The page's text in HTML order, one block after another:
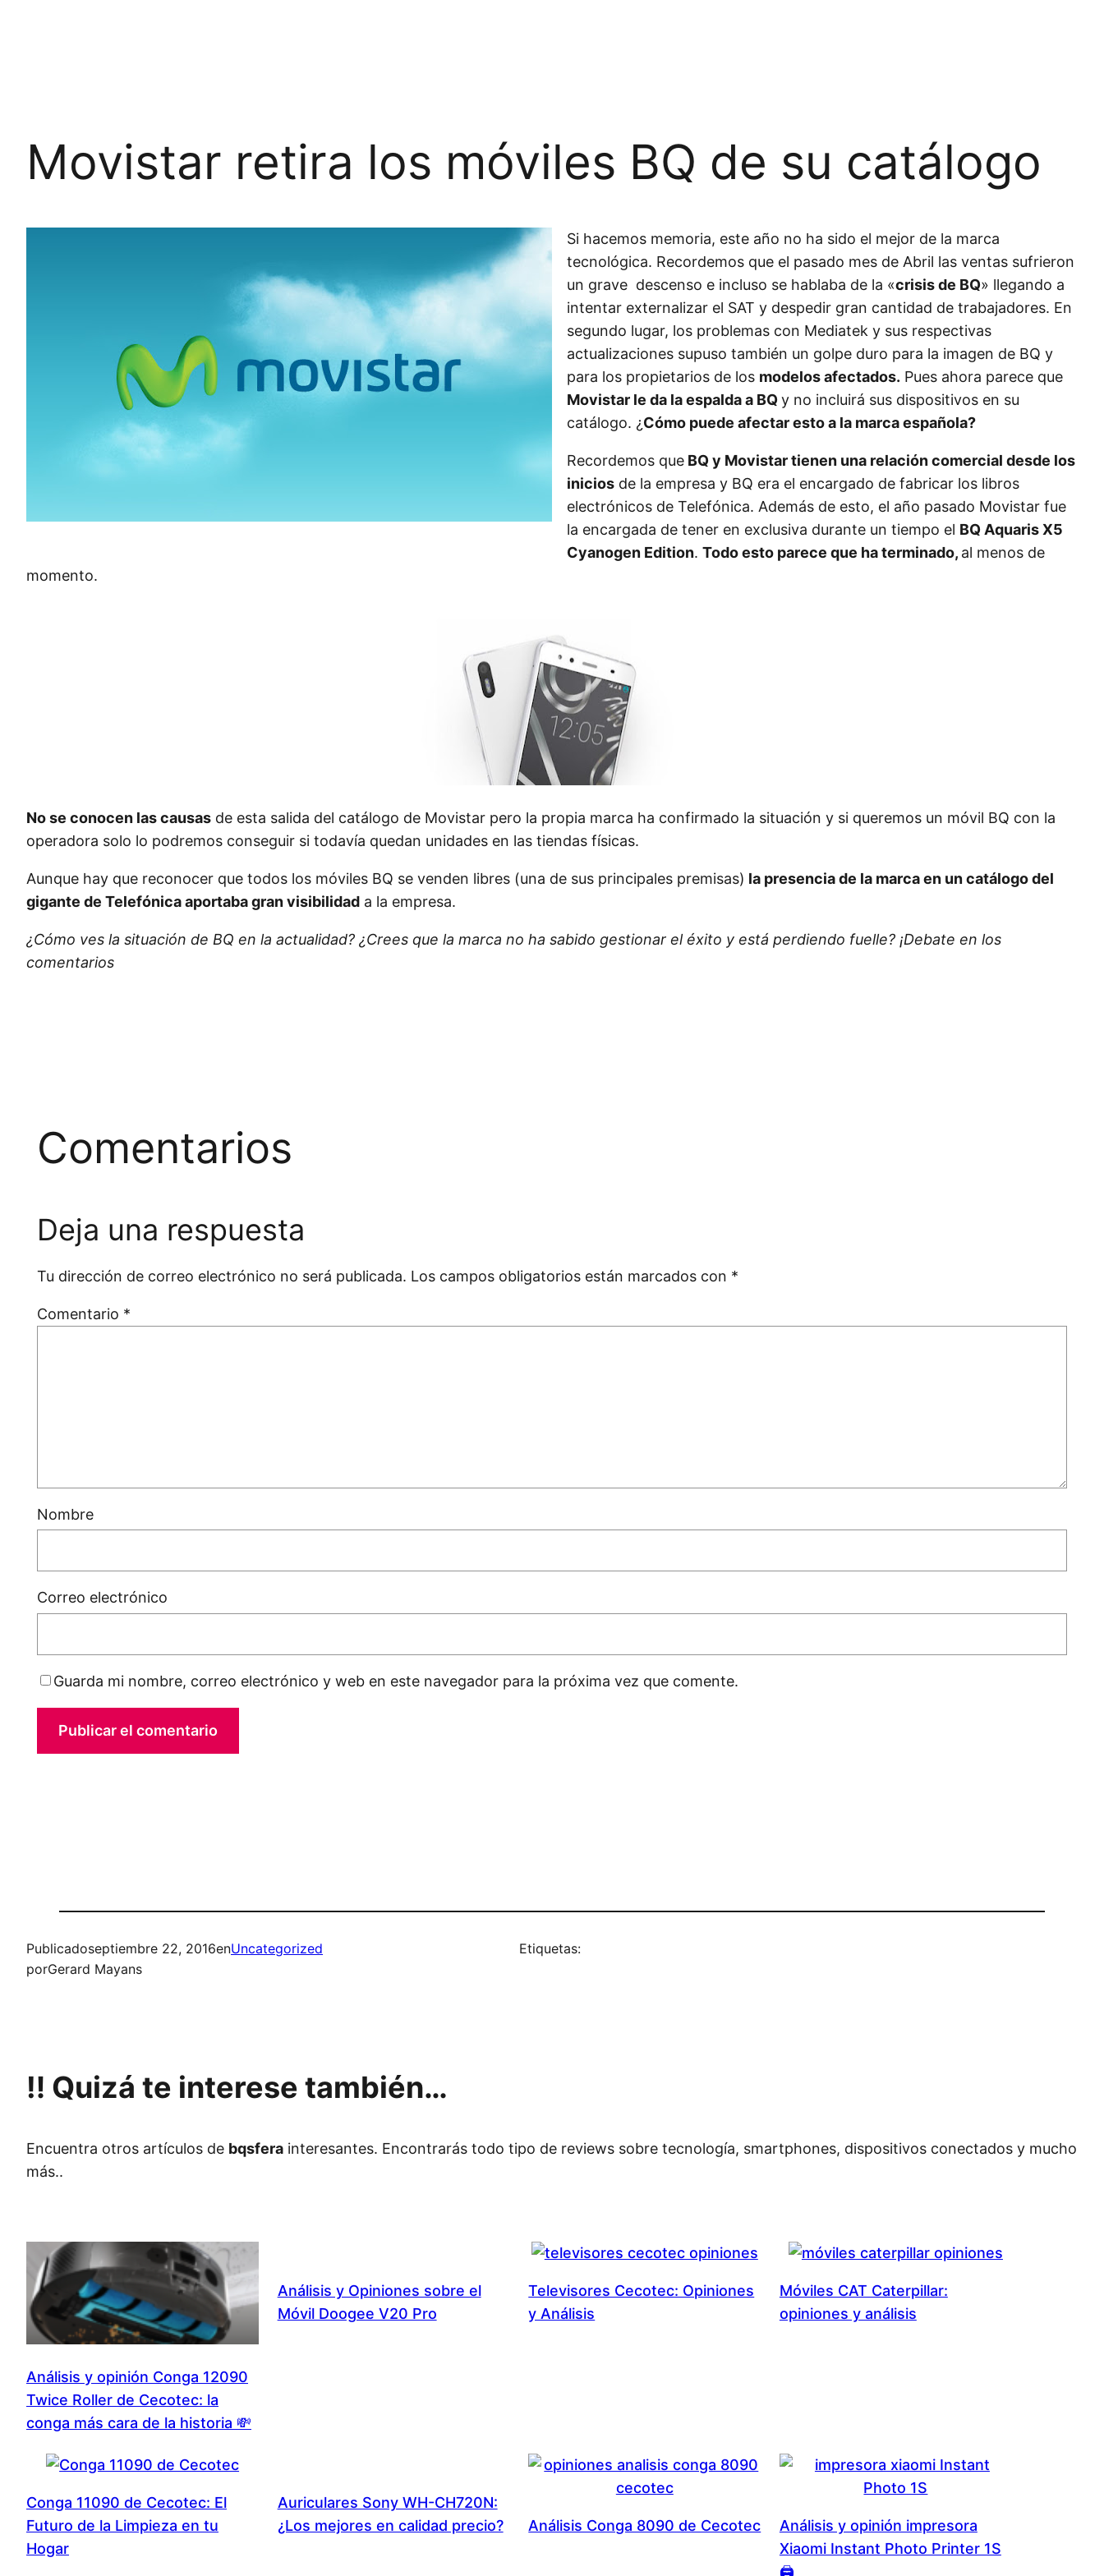
Movistar retira los móviles BQ de su catálogo
Si hacemos memoria, este año no ha sido el mejor de la marca
tecnológica. Recordemos que el pasado mes de Abril las ventas sufrieron
un grave descenso e incluso se hablaba de la «crisis de BQ» llegando a
intentar externalizar el SAT y despedir gran cantidad de trabajadores. En
segundo lugar, los problemas con Mediatek y sus respectivas
actualizaciones supuso también un golpe duro para la imagen de BQ y
para los propietarios de los modelos afectados. Pues ahora parece que
Movistar le da la espalda a BQy no incluirá sus dispositivos en su
catálogo. ¿Cómo puede afectar esto a la marca española?
Recordemos que BQ y Movistar tienen una relación comercial desde los
inicios de la empresa y BQ era el encargado de fabricar los libros
electrónicos de Telefónica. Además de esto, el año pasado Movistar fue
la encargada de tener en exclusiva durante un tiempo el BQ Aquaris X5
Cyanogen Edition. Todo esto parece que ha terminado, al menos de
momento.
No se conocen las causas de esta salida del catálogo de Movistar pero la propia marca ha confirmado la situación y si queremos un móvil BQ con la
operadora solo lo podremos conseguir si todavía quedan unidades en las tiendas físicas.
Aunque hay que reconocer que todos los móviles BQ se venden libres (una de sus principales premisas) la presencia de la marca en un catálogo del
gigante de Telefónica aportaba gran visibilidad a la empresa.
¿Cómo ves la situación de BQ en la actualidad? ¿Crees que la marca no ha sabido gestionar el éxito y está perdiendo fuelle? ¡Debate en los
comentarios
Comentarios
Deja una respuesta
Tu dirección de correo electrónico no será publicada. Los campos obligatorios están marcados con *
Comentario *
Nombre
Correo electrónico
Guarda mi nombre, correo electrónico y web en este navegador para la próxima vez que comente.
Publicadoseptiembre 22, 2016enUncategorized
porGerard Mayans
Etiquetas:
‼️ Quizá te interese también…
Encuentra otros artículos de bqsfera interesantes. Encontrarás todo tipo de reviews sobre tecnología, smartphones, dispositivos conectados y mucho
más..
Análisis y opinión Conga 12090
Twice Roller de Cecotec: la
conga más cara de la historia 💸
Análisis y Opiniones sobre el
Móvil Doogee V20 Pro
Televisores Cecotec: Opiniones
y Análisis
Móviles CAT Caterpillar:
opiniones y análisis
Conga 11090 de Cecotec: El
Futuro de la Limpieza en tu
Hogar
Auriculares Sony WH-CH720N:
¿Los mejores en calidad precio?
Análisis Conga 8090 de Cecotec
Análisis y opinión impresora
Xiaomi Instant Photo Printer 1S
🖨️